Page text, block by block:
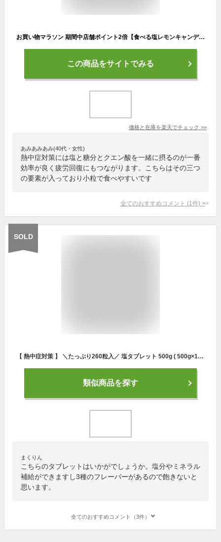
お買い物マラソン 期間中店舗ポイント2倍【食べる塩レモンキャンディ2袋セット 300g×2袋】 塩 塩分 塩分補給 クランチキャンディ 松屋製菓 熱中症 暑さ対策 レモン 飴 業務用 大袋 スポーツ 屋外作業 メール便
この商品をサイトでみる
価格と在庫を楽天でチェック >>
あみあみあみ(40代・女性)
熱中症対策には塩と糖分とクエン酸を一緒に摂るのが一番
効率が良く疲労回復にもつながります。こちらはその三つ
の要素が入っており小粒で食べやすいです
全てのおすすめコメント (1 件) >
SOLD
【 熱中症対策 】 ＼たっぷり260粒入／ 塩タブレット 500g ( 500g×1袋 ) 塩分補給 3種のフレーバー レモン カシス パイン 大容量 業務用 熱中対策 部活動 スポーツ キャンディ ラムネ レジャー 仕事 夏バテ防止 ミネラル補給 小学生 中学生 子ども 高齢者 夏 塩飴 ミックス
類似商品を探す
まくりん
こちらのタブレットはいかがでしょうか。塩分やミネラル
補給ができますし3種のフレーバーがあるので飽きないと
思います。
全てのおすすめコメント（3件）